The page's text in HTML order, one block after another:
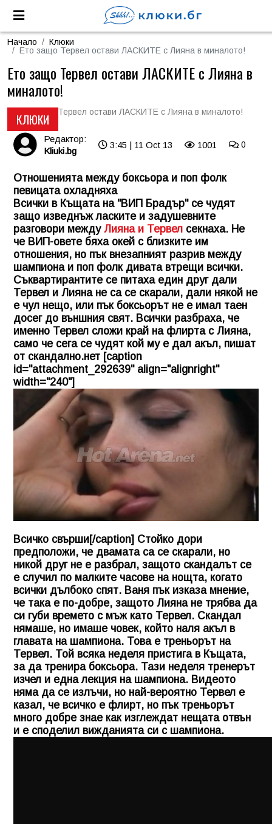
Начало
Клюки
Ето защо Тервел остави ЛАСКИТЕ с Лияна в миналото!
КЛЮКИ
Ето защо Тервел остави ЛАСКИТЕ с Лияна в
миналото!
Редактор:
Kliuki.bg
3:45 | 11 Oct 13 1001 0
Отношенията между боксьора и поп фолк
певицата охладняха
Всички в Къщата на "ВИП Брадър" се чудят
защо изведнъж ласките и задушевните
разговори между Лияна и Тервел секнаха. Не
че ВИП-овете бяха окей с близките им
отношения, но пък внезапният разрив между
шампиона и поп фолк дивата втрещи всички.
Съквартирантите се питаха един друг дали
Тервел и Лияна не са се скарали, дали някой не
е чул нещо, или пък боксьорът не е имал таен
досег до външния свят. Всички разбраха, че
именно Тервел сложи край на флирта с Лияна,
само че сега се чудят кой му е дал акъл, пишат
от скандално.нет [caption
id="attachment_292639" align="alignright"
width="240"]
Всичко свърши[/caption] Стойко дори
предположи, че двамата са се скарали, но
никой друг не е разбрал, защото скандалът се
е случил по малките часове на нощта, когато
всички дълбоко спят. Ваня пък изказа мнение,
че така е по-добре, защото Лияна не трябва да
си губи времето с мъж като Тервел. Скандал
нямаше, но имаше човек, който наля акъл в
главата на шампиона. Това е треньорът на
Тервел. Той всяка неделя пристига в Къщата,
за да тренира боксьора. Тази неделя тренерът
изчел и една лекция на шампиона. Видеото
няма да се излъчи, но най-вероятно Тервел е
казал, че всичко е флирт, но пък треньорът
много добре знае как изглеждат нещата отвън
и е споделил вижданията си с шампиона.